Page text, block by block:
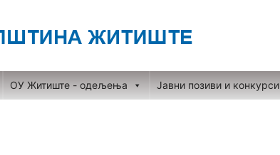
ОУ Житиште - одељења Јавни позиви и конкурси